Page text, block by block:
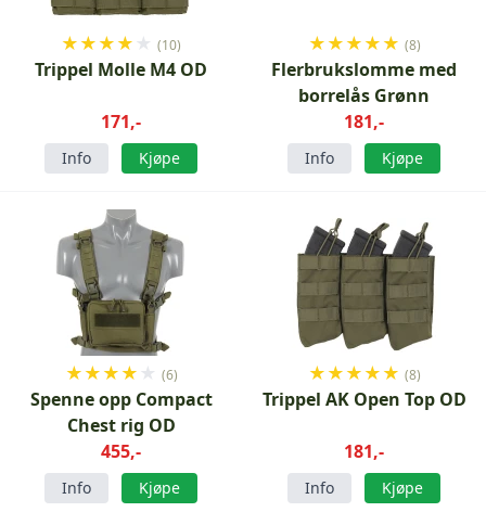
★★★★ ★ (10)
Trippel Molle M4 OD
171,-
Info Kjøpe
★★★★★ (8)
Flerbrukslomme med
borrelås Grønn
181,-
Info Kjøpe
★★★★ ★ (6)
Spenne opp Compact
Chest rig OD
455,-
Info Kjøpe
★★★★★ (8)
Trippel AK Open Top OD
181,-
Info Kjøpe